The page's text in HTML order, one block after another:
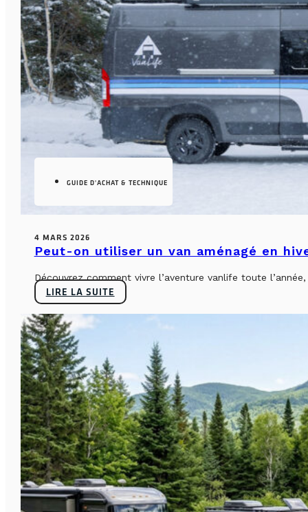
GUIDE D'ACHAT & TECHNIQUE
4 MARS 2026
Peut-on utiliser un van aménagé en
Découvrez comment vivre l’aventure vanlife toute
LIRE LA SUITE